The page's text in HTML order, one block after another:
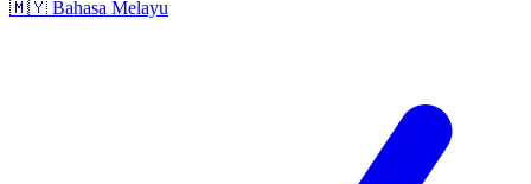
🇲🇾 Bahasa Melayu